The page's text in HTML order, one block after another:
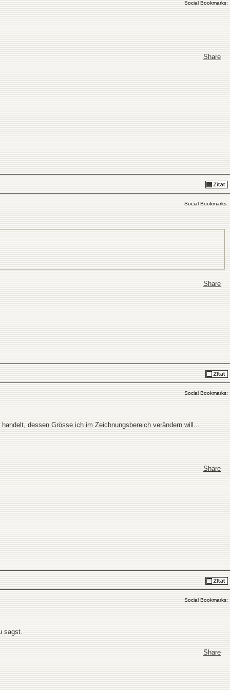
Social Bookmarks:
Share
Social Bookmarks:
Share
Social Bookmarks:
dessen Grösse ich im Zeichnungsbereich verändern will...
Share
Social Bookmarks:
sagst.
Share